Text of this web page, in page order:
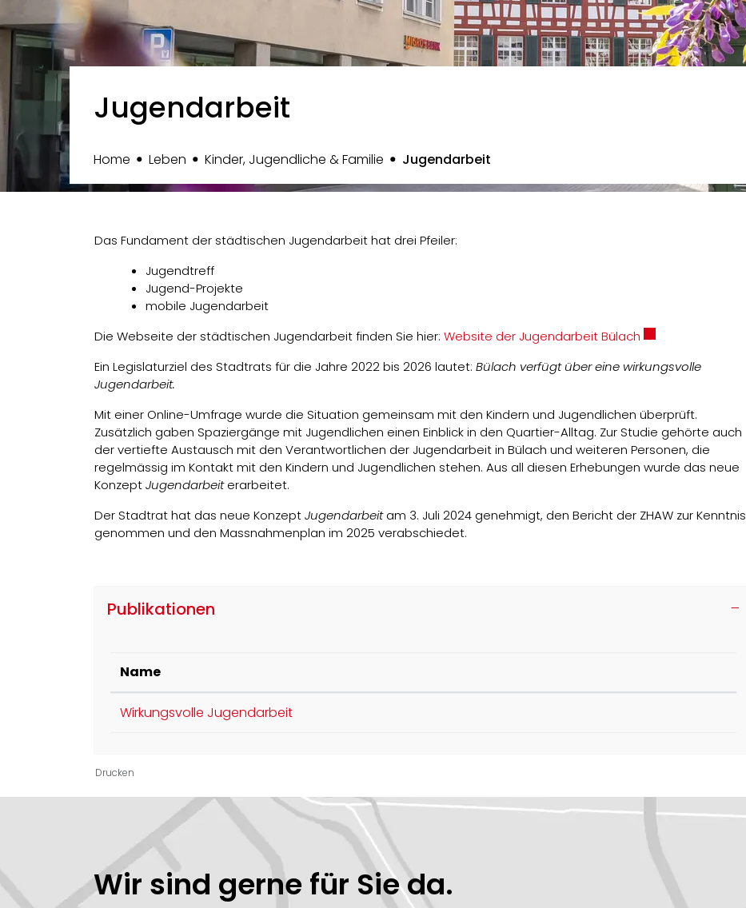
Jugendarbeit
Home Leben Kinder, Jugendliche & Familie Jugendarbeit
Das Fundament der städtischen Jugendarbeit hat drei Pfeiler:
Jugendtreff
Jugend-Projekte
mobile Jugendarbeit
Die Webseite der städtischen Jugendarbeit finden Sie hier: Website der Jugendarbeit Bülach
Ein Legislaturziel des Stadtrats für die Jahre 2022 bis 2026 lautet: Bülach verfügt über eine wirkungsvolle
Jugendarbeit.
Mit einer Online-Umfrage wurde die Situation gemeinsam mit den Kindern und Jugendlichen überprüft.
Zusätzlich gaben Spaziergänge mit Jugendlichen einen Einblick in den Quartier-Alltag. Zur Studie gehörte auch
der vertiefte Austausch mit den Verantwortlichen der Jugendarbeit in Bülach und weiteren Personen, die
regelmässig im Kontakt mit den Kindern und Jugendlichen stehen. Aus all diesen Erhebungen wurde das neue
KonzeptJugendarbeiterarbeitet.
Der Stadtrat hat das neue KonzeptJugendarbeitam 3. Juli 2024 genehmigt, den Bericht der ZHAW zur Kenntnis
genommen und den Massnahmenplan im 2025 verabschiedet.
Publikationen
Name
Wirkungsvolle Jugendarbeit
Drucken
Ortsinformationen
Wir sind gerne für Sie da.